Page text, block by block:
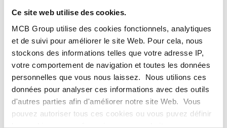
Ce site web utilise des cookies.
MCB Group utilise des cookies fonctionnels, analytiques
et de suivi pour améliorer le site Web. Pour cela, nous
stockons des informations telles que votre adresse IP,
votre comportement de navigation et toutes les données
personnelles que vous nous laissez. Nous utilions ces
données pour analyser ces informations avec des outils
d'autres parties afin d'améliorer notre site Web. Vous
pouvez autoriser tous ces cookies ou vous puvez définir
les cookies vous-même si vous ne souhaitez pas que
Commandez avec vos propres numéros d’articles
Calculez avec les prix actuels de Testas
Suivez votre commande avec Track&Trace
PRODUIT